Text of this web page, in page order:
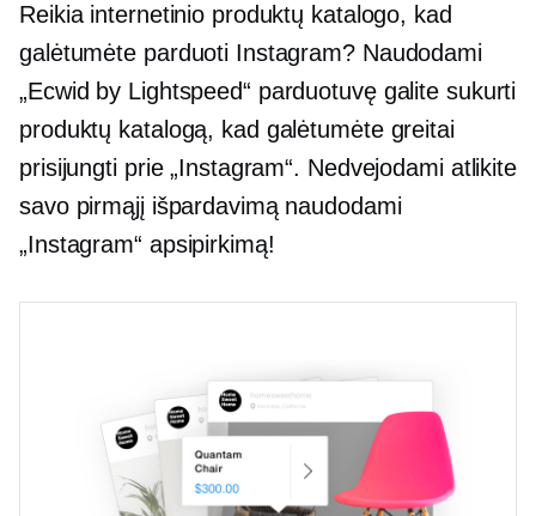
Reikia internetinio produktų katalogo, kad
galėtumėte parduoti Instagram? Naudodami
„Ecwid by Lightspeed“ parduotuvę galite sukurti
produktų katalogą, kad galėtumėte greitai
prisijungti prie „Instagram“. Nedvejodami atlikite
savo pirmąjį išpardavimą naudodami
„Instagram“ apsipirkimą!